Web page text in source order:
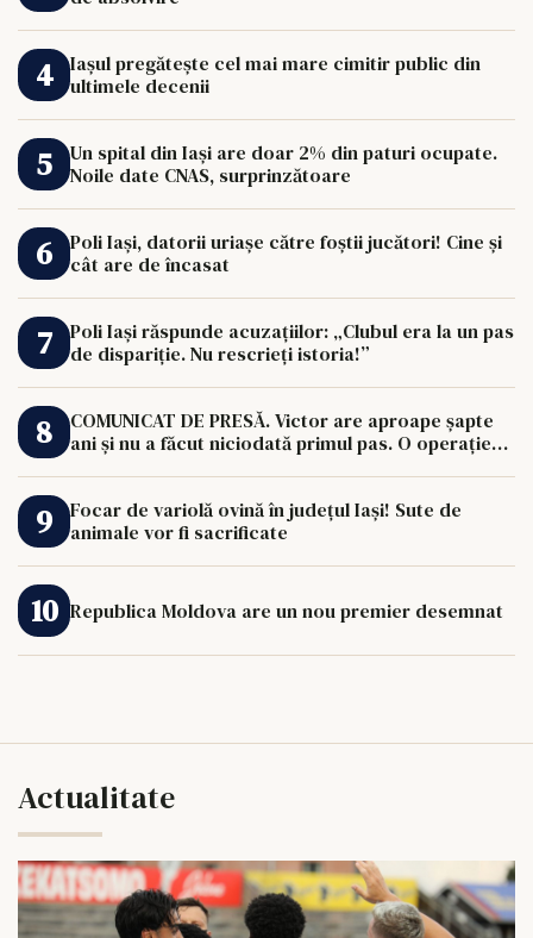
Iașul pregătește cel mai mare cimitir public din
ultimele decenii
Un spital din Iași are doar 2% din paturi ocupate.
Noile date CNAS, surprinzătoare
Poli Iași, datorii uriașe către foștii jucători! Cine și
cât are de încasat
Poli Iași răspunde acuzațiilor: „Clubul era la un pas
de dispariție. Nu rescrieți istoria!”
COMUNICAT DE PRESĂ. Victor are aproape șapte
ani și nu a făcut niciodată primul pas. O operație
Focar de variolă ovină în județul Iași! Sute de
animale vor fi sacrificate
Republica Moldova are un nou premier desemnat
Actualitate